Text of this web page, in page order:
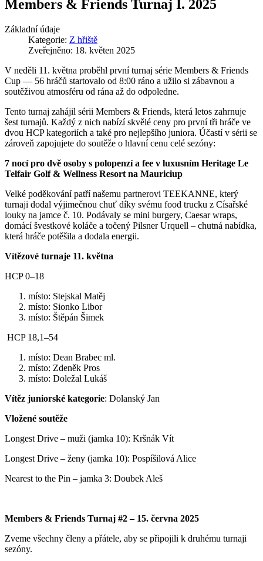
Members & Friends Turnaj I. 2025
Základní údaje
Kategorie: Z hřiště
Zveřejněno: 18. květen 2025
V neděli 11. května proběhl první turnaj série Members & Friends
Cup — 56 hráčů startovalo od 8:00 ráno a užilo si zábavnou a
soutěživou atmosféru od rána až do odpoledne.
Tento turnaj zahájil sérii Members & Friends, která letos zahrnuje
šest turnajů. Každý z nich nabízí skvělé ceny pro první tři hráče ve
dvou HCP kategoriích a také pro nejlepšího juniora. Účastí v sérii se
zároveň zapojujete do soutěže o hlavní cenu celé sezóny:
7 nocí pro dvě osoby s polopenzí a fee v luxusním Heritage Le
Telfair Golf & Wellness Resort na Mauriciup
Velké poděkování patří našemu partnerovi TEEKANNE, který
turnaji dodal výjimečnou chuť díky svému food trucku z Císařské
louky na jamce č. 10. Podávaly se mini burgery, Caesar wraps,
domácí švestkové koláče a točený Pilsner Urquell – chutná nabídka,
která hráče potěšila a dodala energii.
Vítězové turnaje 11. května
HCP 0–18
místo: Stejskal Matěj
místo: Sionko Libor
místo: Štěpán Šimek
HCP 18,1–54
místo: Dean Brabec ml.
místo: Zdeněk Pros
místo: Doležal Lukáš
Vítěz juniorské kategorie: Dolanský Jan
Vložené soutěže
Longest Drive – muži (jamka 10): Kršnák Vít
Longest Drive – ženy (jamka 10): Pospíšilová Alice
Nearest to the Pin – jamka 3: Doubek Aleš
Members & Friends Turnaj #2 – 15. června 2025
Zveme všechny členy a přátele, aby se připojili k druhému turnaji
sezóny.